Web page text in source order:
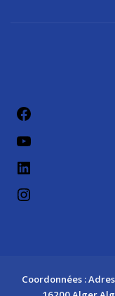
لينكد إن
Coordonnées :